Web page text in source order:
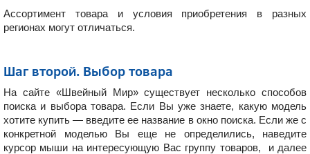
Ассортимент товара и условия приобретения в разных
регионах могут отличаться.
Шаг второй. Выбор товара
На сайте «Швейный Мир» существует несколько способов
поиска и выбора товара. Если Вы уже знаете, какую модель
хотите купить — введите ее название в окно поиска. Если же с
конкретной моделью Вы еще не определились, наведите
курсор мыши на интересующую Вас группу товаров, и далее